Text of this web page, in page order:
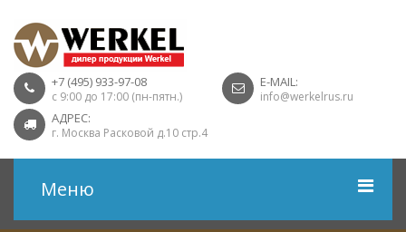
+7 (495) 933-97-08
с 9:00 до 17:00 (пн-пятн.)
E-MAIL:
info@werkelrus.ru
АДРЕС:
г. Москва Расковой д.10 стр.4
Меню